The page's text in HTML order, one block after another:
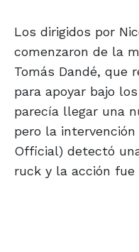
Los dirigidos por
comenzaron de la
Tomás Dandé, que
para apoyar bajo
parecía llegar una
pero la
Official) detectó
ruck y la acción fue